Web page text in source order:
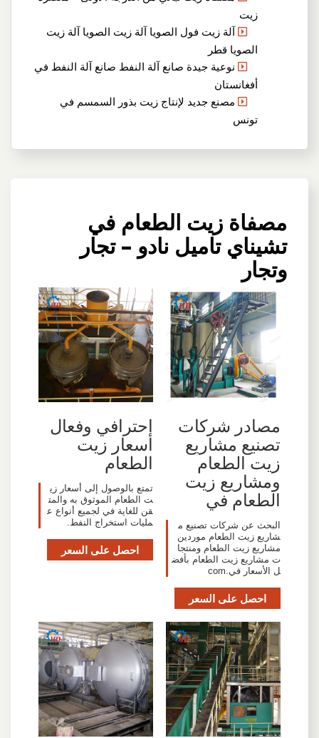
زيت
آلة زيت فول الصويا آلة زيت الصويا آلة زيت
الصويا قطر
نوعية جيدة صانع آلة النفط صانع آلة النفط في
أفغانستان
مصنع جديد لإنتاج زيت بذور السمسم في
تونس
مصفاة زيت الطعام في
تشيناي تاميل نادو – تجار
وتجار
مصادر شركات
تصنيع مشاريع
زيت الطعام
ومشاريع زيت
الطعام في
البحث عن شركات تصنيع م
شاريع زيت الطعام موردين
مشاريع زيت الطعام ومنتجا
ت مشاريع زيت الطعام بأفض
ل الأسعار في.com
احصل على السعر
احترافي وفعال
أسعار زيت
الطعام
تمتع بالوصول إلى أسعار زي
ت الطعام الموثوق به والمت
قن للغاية في لجميع أنواع ع
مليات استخراج النفط.
احصل على السعر